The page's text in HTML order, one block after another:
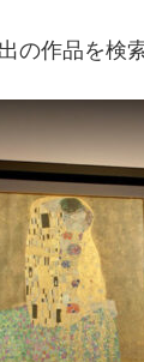
の作品を検